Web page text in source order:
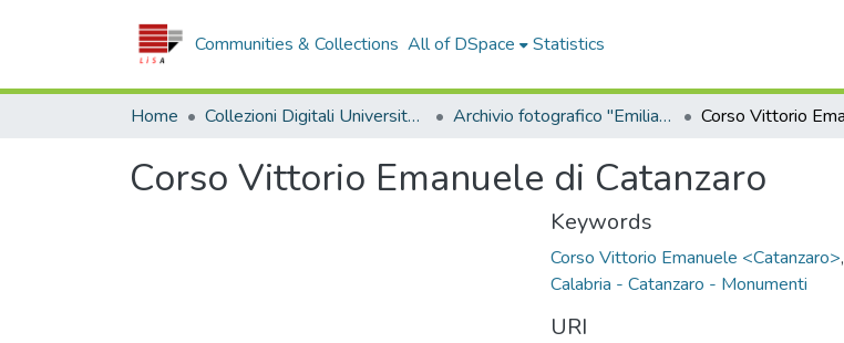
Communities & Collections All of DSpace Statistics
Home Collezioni Digitali Università della Calabria Archivio fotografico "Emilia Zinzi"
Corso Vittorio Emanuele di Catanzaro
Keywords
Corso Vittorio Emanuele <Catanzaro>,
Calabria - Catanzaro - Monumenti
URI